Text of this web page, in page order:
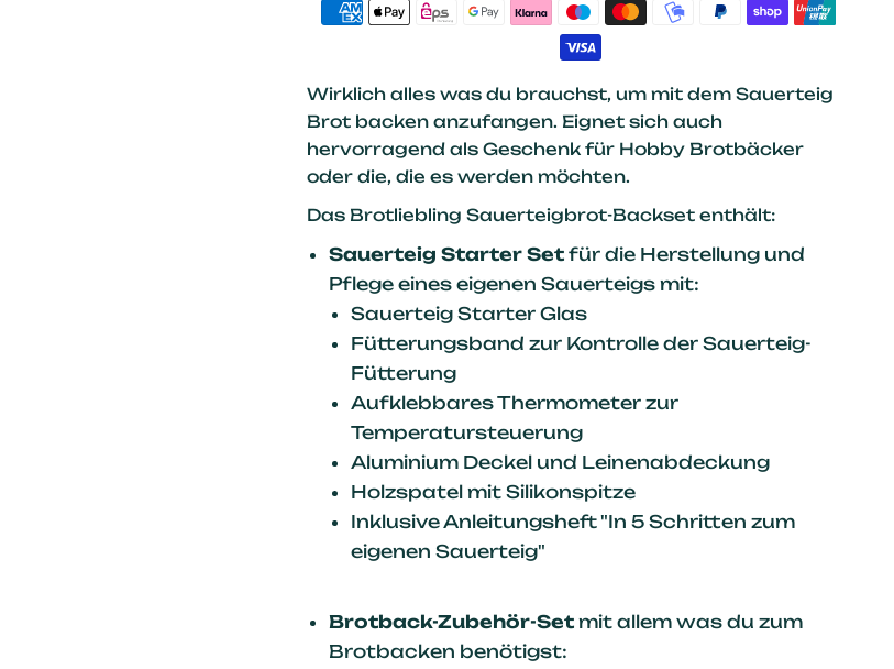
Wirklich alles was du brauchst, um mit dem Sauerteig
Brot backen anzufangen. Eignet sich auch
hervorragend als Geschenk für Hobby Brotbäcker
oder die, die es werden möchten.
Das Brotliebling Sauerteigbrot-Backset enthält:
Sauerteig Starter Set für die Herstellung und
Pflege eines eigenen Sauerteigs mit:
Sauerteig Starter Glas
Fütterungsband zur Kontrolle der Sauerteig-
Fütterung
Aufklebbares Thermometer zur
Temperatursteuerung
Aluminium Deckel und Leinenabdeckung
Holzspatel mit Silikonspitze
Inklusive Anleitungsheft "In 5 Schritten zum
eigenen Sauerteig"
Brotback-Zubehör-Set mit allem was du zum
Brotbacken benötigst: